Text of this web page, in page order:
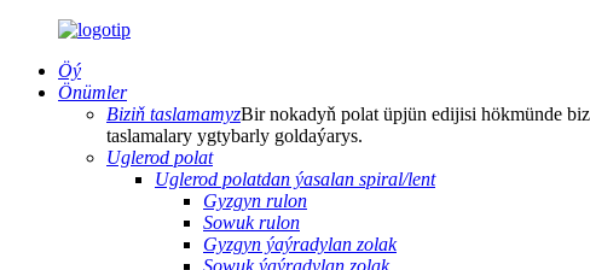
Öý
Önümler
Biziň taslamamyzBir nokadyň polat üpjün edijisi hökmünde
taslamalary ygtybarly goldaýarys.
Uglerod polat
Uglerod polatdan ýasalan spiral/lent
Gyzgyn rulon
Sowuk rulon
Gyzgyn ýaýradylan zolak
Sowuk ýaýradylan zolak